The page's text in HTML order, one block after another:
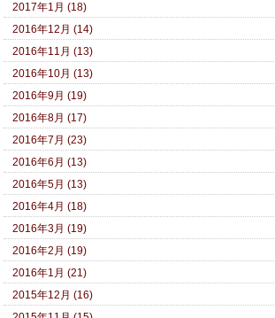
2017年1月 (18)
2016年12月 (14)
2016年11月 (13)
2016年10月 (13)
2016年9月 (19)
2016年8月 (17)
2016年7月 (23)
2016年6月 (13)
2016年5月 (13)
2016年4月 (18)
2016年3月 (19)
2016年2月 (19)
2016年1月 (21)
2015年12月 (16)